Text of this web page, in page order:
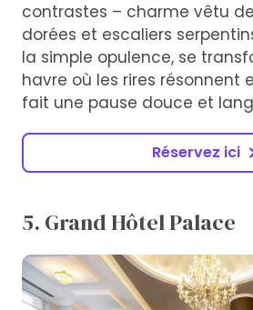
contrastes – charme vêtu
dorées et escaliers
la simple opulence, se
havre où les rires résonnent
fait une pause douce et
Réservez ici
5. Grand Hôtel Palace